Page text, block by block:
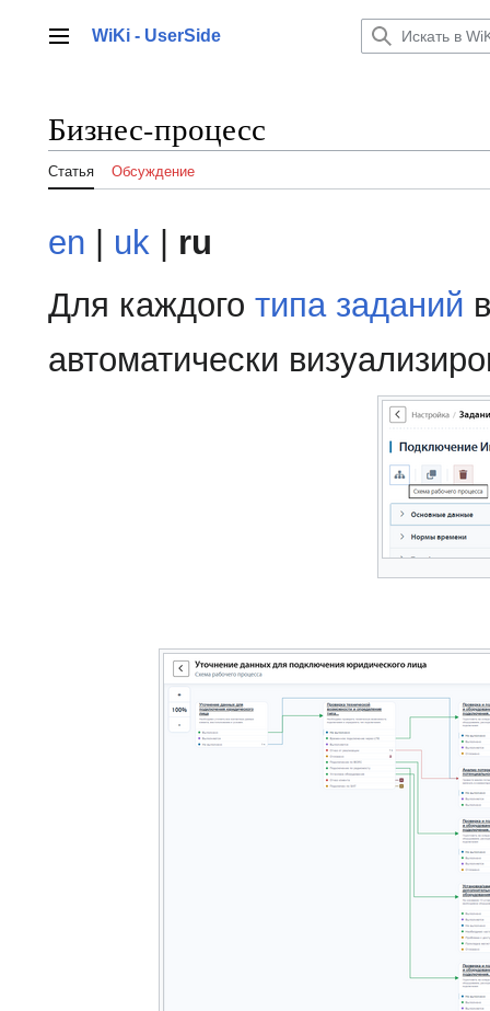
содержаниюГлавное меню
WiKi - UserSide
Бизнес-процесс
Статья Обсуждение
en uk
ru
Для каждого типа заданий
автоматически